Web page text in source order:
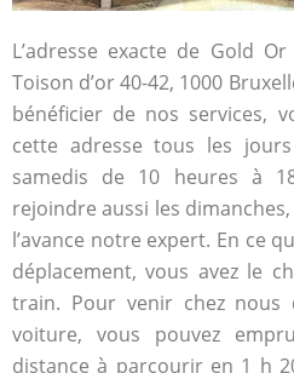
L’adresse exacte de Gold
Toison d’or 40-42, 1000
bénéficier de nos services,
cette adresse tous les
samedis de 10 heures à
rejoindre aussi les
l’avance notre expert. En ce
déplacement, vous avez le
train. Pour venir chez nous
voiture, vous pouvez
distance à parcourir en 1 h